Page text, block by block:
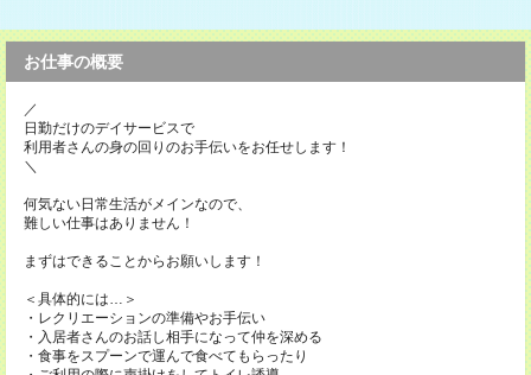
お仕事の概要
／
日勤だけのデイサービスで
利用者さんの身の回りのお手伝いをお任せします！
＼
何気ない日常生活がメインなので、
難しい仕事はありません！
まずはできることからお願いします！
＜具体的には…＞
・レクリエーションの準備やお手伝い
・入居者さんのお話し相手になって仲を深める
・食事をスプーンで運んで食べてもらったり